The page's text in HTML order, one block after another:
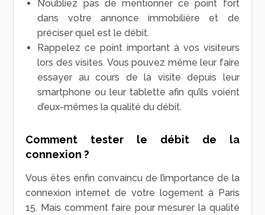
N’oubliez pas de mentionner ce point fort
dans votre annonce immobilière et de
préciser quel est le débit.
Rappelez ce point important à vos visiteurs
lors des visites. Vous pouvez même leur faire
essayer au cours de la visite depuis leur
smartphone ou leur tablette afin qu’ils voient
d’eux-mêmes la qualité du débit.
Comment tester le débit de la
connexion ?
Vous êtes enfin convaincu de l’importance de la
connexion internet de votre logement à Paris
15. Mais comment faire pour mesurer la qualité